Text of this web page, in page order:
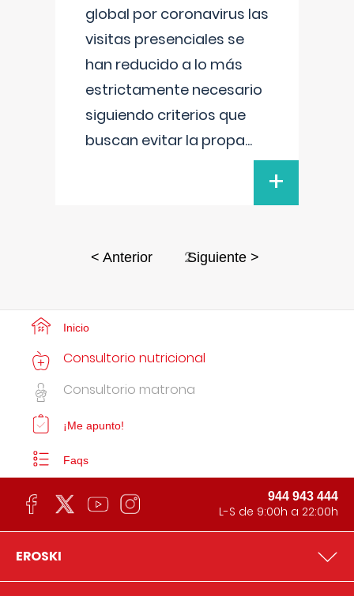
global por coronavirus las
visitas presenciales se
han reducido a lo más
estrictamente necesario
siguiendo criterios que
buscan evitar la propa...
+
< Anterior 2Siguiente >
Inicio
Consultorio nutricional
Consultorio matrona
¡Me apunto!
Faqs
944 943 444
L-S de 9:00h a 22:00h
EROSKI